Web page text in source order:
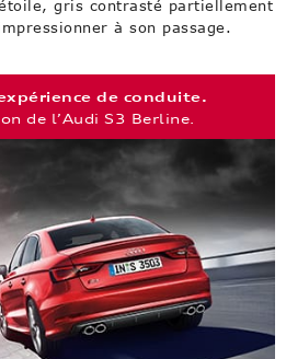
gris contrasté partiellement
à son passage.
de conduite.
de l’Audi S3 Berline.